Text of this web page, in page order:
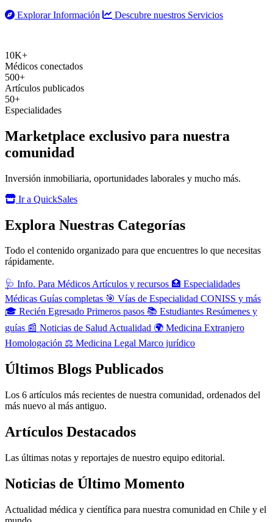
Explorar Información
Descubre nuestros Servicios
10K+
Médicos conectados
500+
Artículos publicados
50+
Especialidades
Marketplace exclusivo para nuestra
comunidad
Inversión inmobiliaria, oportunidades laborales y mucho más.
Ir a QuickSales
Explora Nuestras Categorías
Todo el contenido organizado para que encuentres lo que necesitas
rápidamente.
🩺 Info. Para MédicosArtículos y recursos 🏥 Especialidades
Médicas Guías completas 🎯 Vías de Especialidad CONISS y más
🎓 Recién Egresado Primeros pasos 📚 Estudiantes Resúmenes y
guías 📰 Noticias de SaludActualidad 🌍 Medicina Extranjero
Homologación ⚖️ Medicina Legal Marco jurídico
Últimos Blogs Publicados
Los 6 artículos más recientes de nuestra comunidad, ordenados del
más nuevo al más antiguo.
Artículos Destacados
Las últimas notas y reportajes de nuestro equipo editorial.
Noticias de Último Momento
Actualidad médica y científica para nuestra comunidad en Chile y el